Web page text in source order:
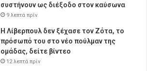
συστήνουν ως διέξοδο στον καύσωνα
9 λεπτά πρίν
Η Λίβερπουλ δεν ξέχασε τον Ζότα, το
πρόσωπό του στο νέο πούλμαν της
ομάδας, δείτε βίντεο
12 λεπτά πρίν